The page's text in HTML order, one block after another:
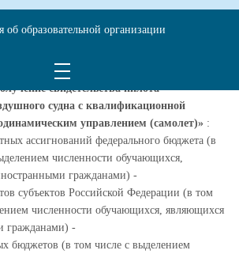
обучения: «Подготовка
свидетельства пилота
судна с квалификационной
управлением (самолет)» :
ассигнований федерального бюджета (в
численности обучающихся,
гражданами) -
субъектов Российской Федерации (в том
численности обучающихся, являющихся
гражданами) -
бюджетов (в том числе с выделением
об образовательной организации